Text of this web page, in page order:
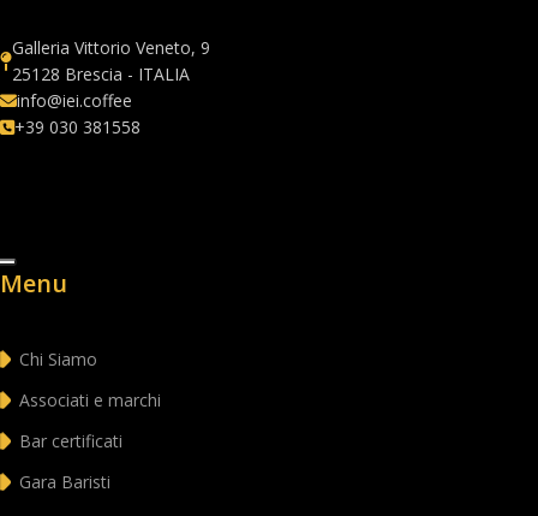
Galleria Vittorio Veneto, 9
25128 Brescia - ITALIA
info@iei.coffee
+39 030 381558
Menu
Chi Siamo
Associati e marchi
Bar certificati
Gara Baristi